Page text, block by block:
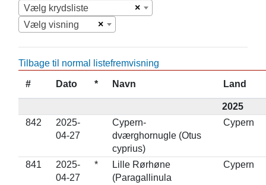
×
Vælg krydsliste
×
Vælg visning
Tilbage til normal listefremvisning
# Dato * Navn Land
2025
842
2025-
04-27
Cypern-
dværghornugle (Otus
cyprius)
Cypern
841
2025-
04-27
*
Lille Rørhøne
(Paragallinula
Cypern